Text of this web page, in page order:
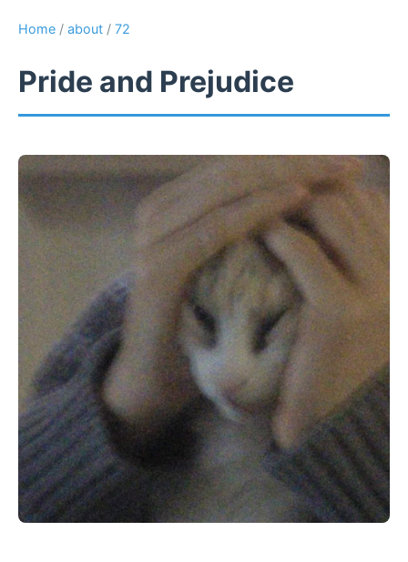
Home / about / 72
Pride and Prejudice